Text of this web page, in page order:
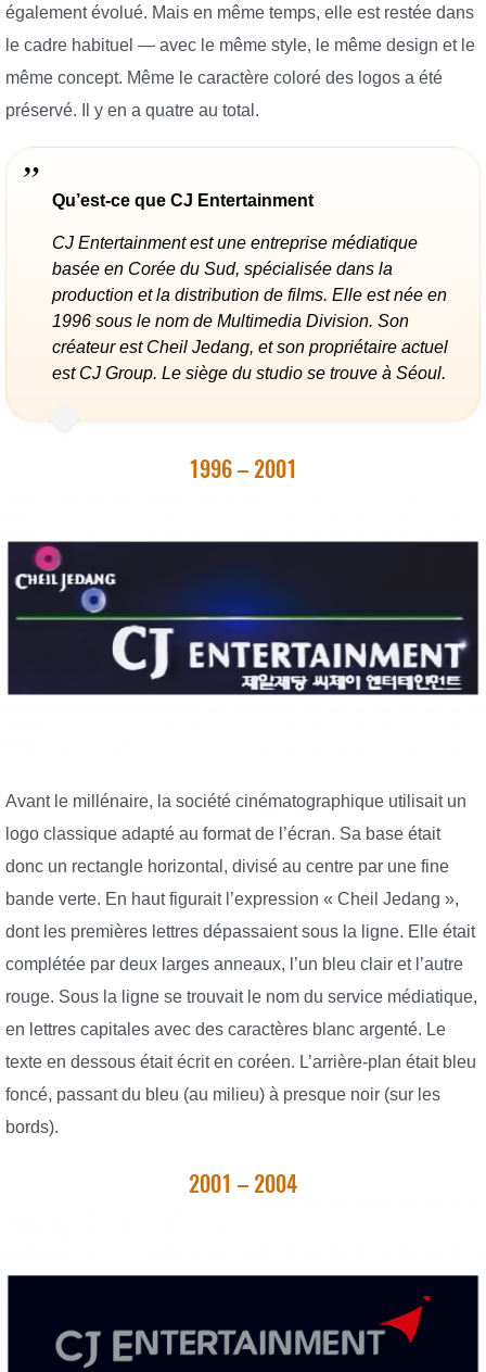
également évolué. Mais en même temps, elle est restée dans
le cadre habituel — avec le même style, le même design et le
même concept. Même le caractère coloré des logos a été
préservé. Il y en a quatre au total.
Qu’est-ce que CJ Entertainment
CJ Entertainment est une entreprise médiatique
basée en Corée du Sud, spécialisée dans la
production et la distribution de films. Elle est née en
1996 sous le nom de Multimedia Division. Son
créateur est Cheil Jedang, et son propriétaire actuel
est CJ Group. Le siège du studio se trouve à Séoul.
1996 – 2001
Avant le millénaire, la société cinématographique utilisait un
logo classique adapté au format de l’écran. Sa base était
donc un rectangle horizontal, divisé au centre par une fine
bande verte. En haut figurait l’expression « Cheil Jedang »,
dont les premières lettres dépassaient sous la ligne. Elle était
complétée par deux larges anneaux, l’un bleu clair et l’autre
rouge. Sous la ligne se trouvait le nom du service médiatique,
en lettres capitales avec des caractères blanc argenté. Le
texte en dessous était écrit en coréen. L’arrière-plan était bleu
foncé, passant du bleu (au milieu) à presque noir (sur les
bords).
2001 – 2004